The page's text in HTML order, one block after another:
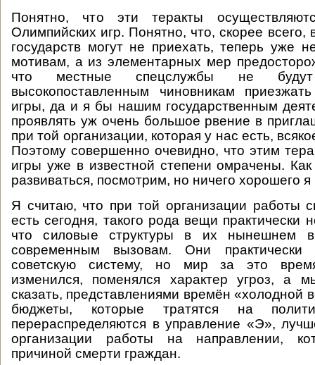
Понятно, что эти теракты
Олимпийских игр. Понятно, что, скорее всего,
государств могут не приехать, теперь уже
мотивам, а из элементарных мер
что местные спецслужбы не будут
высокопоставленным чиновникам
игры, да и я бы нашим государственным
проявлять уж очень большое рвение в
при той организации, которая у нас есть,
Поэтому совершенно очевидно, что этим
игры уже в известной степени омрачены.
развиваться, посмотрим, но ничего хорошего
Я считаю, что при той организации работы
есть сегодня, такого рода вещи практически
что силовые структуры в их нынешнем
современным вызовам. Они практически
советскую систему, но мир за это
изменился, поменялся характер угроз, а
сказать, представлениями времён «холодной
бюджеты, которые тратятся на
перераспределяются в управление «Э»,
организации работы на направлении,
причиной смерти граждан.